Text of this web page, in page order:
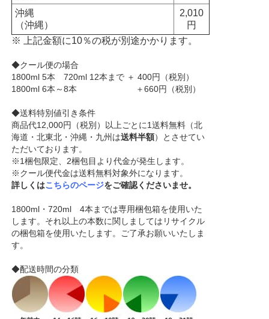
沖縄
（沖縄）
2,010
円
※ 上記金額に10％の税が別途かかります。
◆クール便の場合
1800ml 5本 720ml 12本まで ＋ 400円（税別）
1800ml 6本～8本 ＋660円（税別）
◆送料特別値引き条件
商品代12,000円（税別）以上ごとに1送料無料（北
海道・北東北・沖縄・九州は送料半額）とさせてい
ただいております。
※1梱包限定、2梱包目より代金が発生します。
※クール便代金は送料無料対象外になります。
詳しくはこちらのページをご確認くださいませ。
1800ml・720ml 4本までは専用梱包箱を使用いた
します。それ以上の本数に関しましてはリサイクル
の梱包箱を使用いたします。ご了承お願いいたしま
す。
◆配送時間の分類